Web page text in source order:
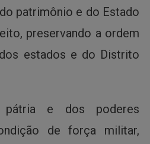
patrimônio e do Estado
preservando a ordem
estados e do Distrito
e dos poderes
de força militar,